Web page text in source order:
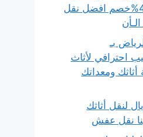
بِشكلٍ آمن و مُميز40%خصم افضل نقل
بـ
احترافي لأثاث
ومعداتك
لنقل أثاثك
نقل عفش